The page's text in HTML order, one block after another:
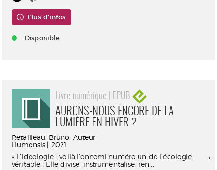
Plus d'infos
Disponible
Livre numérique | EPUB
AURONS-NOUS ENCORE DE LA
LUMIÈRE EN HIVER ?
Retailleau, Bruno. Auteur
Humensis | 2021
« L’idéologie : voilà l’ennemi numéro un de l’écologie
véritable ! Elle divise, instrumentalise, ren...